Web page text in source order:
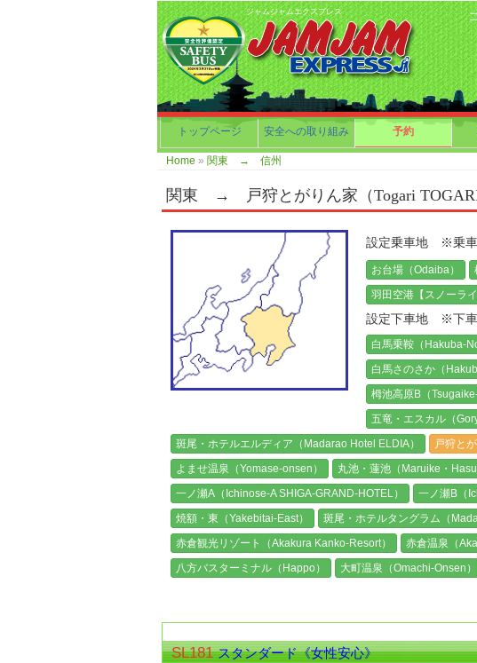
ジャムジャムエクスプレス
トップページ 安全への取り組み 予約
Home » 関東 → 信州
関東 → 戸狩とがりん家（Togari
設定乗車地 ※乗
お台場（Odaiba）
羽田空港【スノーラ
設定下車地 ※下車
白馬乗鞍（Hakuba-
白馬さのさか（
栂池高原B（
五竜・エスカル（
斑尾・ホテルエルディア（Madarao Hotel ELDIA）
戸狩と
よませ温泉（Yomase-onsen）
丸池・蓮池（Maruike・
一ノ瀬A（Ichinose-A SHIGA-GRAND-HOTEL）
一ノ瀬B（
焼額・東（Yakebitai-East）
斑尾・ホテルタングラム（
赤倉観光リゾート（Akakura Kanko-Resort）
赤倉温泉（
八方バスターミナル（Happo）
大町温泉（Omachi-Onsen）
SL181 スタンダード《女性安心》